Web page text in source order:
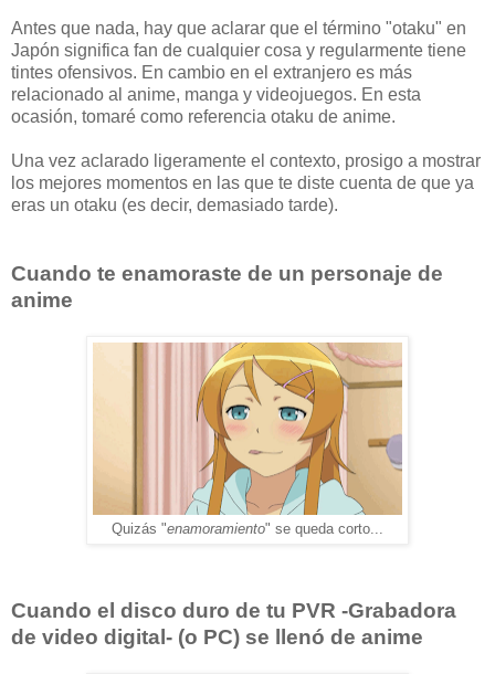
Antes que nada, hay que aclarar que el término "otaku" en
Japón significa fan de cualquier cosa y regularmente tiene
tintes ofensivos. En cambio en el extranjero es más
relacionado al anime, manga y videojuegos. En esta
ocasión, tomaré como referencia otaku de anime.
Una vez aclarado ligeramente el contexto, prosigo a mostrar
los mejores momentos en las que te diste cuenta de que ya
eras un otaku (es decir, demasiado tarde).
Cuando te enamoraste de un personaje de
anime
Quizás "enamoramiento" se queda corto...
Cuando el disco duro de tu PVR -Grabadora
de video digital- (o PC) se llenó de anime